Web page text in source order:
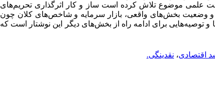
علمی موضوع تلاش کرده است ساز و کار اثرگذاری تحریم‌های
و وضعیت بخش‌های واقعی، بازار سرمایه و شاخص‌های کلان چون
و توصیه‌هایی برای ادامه راه از بخش‌های دیگر این نوشتار است که
اقتصادی، نقدینگی.